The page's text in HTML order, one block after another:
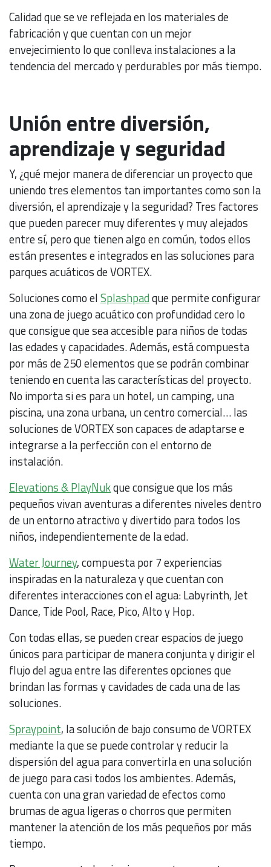
Calidad que se ve reflejada en los materiales de
fabricación y que cuentan con un mejor
envejecimiento lo que conlleva instalaciones a la
tendencia del mercado y perdurables por más tiempo.
Unión entre diversión,
aprendizaje y seguridad
Y, ¿qué mejor manera de diferenciar un proyecto que
uniendo tres elementos tan importantes como son la
diversión, el aprendizaje y la seguridad? Tres factores
que pueden parecer muy diferentes y muy alejados
entre sí, pero que tienen algo en común, todos ellos
están presentes e integrados en las soluciones para
parques acuáticos de VORTEX.
Soluciones como elSplashpadque permite configurar
una zona de juego acuático con profundidad cero lo
que consigue que sea accesible para niños de todas
las edades y capacidades. Además, está compuesta
por más de 250 elementos que se podrán combinar
teniendo en cuenta las características del proyecto.
No importa si es para un hotel, un camping, una
piscina, una zona urbana, un centro comercial… las
soluciones de VORTEX son capaces de adaptarse e
integrarse a la perfección con el entorno de
instalación.
Elevations & PlayNukque consigue que los más
pequeños vivan aventuras a diferentes niveles dentro
de un entorno atractivo y divertido para todos los
niños, independientemente de la edad.
Water Journey, compuesta por 7 experiencias
inspiradas en la naturaleza y que cuentan con
diferentes interacciones con el agua: Labyrinth, Jet
Dance, Tide Pool, Race, Pico, Alto y Hop.
Con todas ellas, se pueden crear espacios de juego
únicos para participar de manera conjunta y dirigir el
flujo del agua entre las diferentes opciones que
brindan las formas y cavidades de cada una de las
soluciones.
Spraypoint, la solución de bajo consumo de VORTEX
mediante la que se puede controlar y reducir la
dispersión del agua para convertirla en una solución
de juego para casi todos los ambientes. Además,
cuenta con una gran variedad de efectos como
brumas de agua ligeras o chorros que permiten
mantener la atención de los más pequeños por más
tiempo.